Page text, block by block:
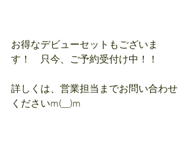
お得なデビューセットもございま
す！　只今、ご予約受付け中！！
詳しくは、営業担当までお問い合わせ
くださいm(__)m